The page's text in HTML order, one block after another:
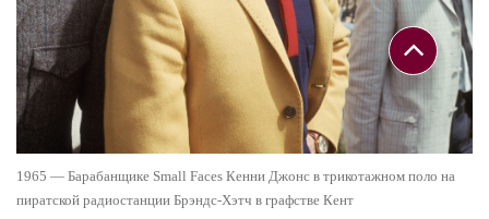
1965 — Барабанщике Small Faces Кенни Джонс в трикотажном поло на
пиратской радиостанции Брэндс-Хэтч в графстве Кент